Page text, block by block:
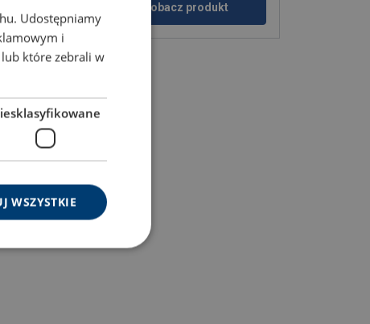
Zobacz produkt
POLISH
ENGLISH TRANSLATION
Udostępniamy
i
które zebrali w
WSZYSTKIE